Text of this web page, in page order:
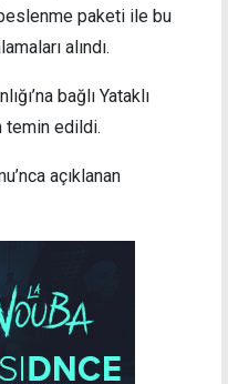
paketi ile bu
alındı.
bağlı Yataklı
temin edildi.
açıklanan